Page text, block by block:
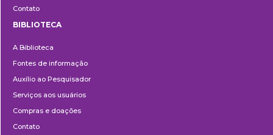
Contato
BIBLIOTECA
A Biblioteca
Fontes de informação
Auxílio ao Pesquisador
Serviços aos usuários
Compras e doações
Contato